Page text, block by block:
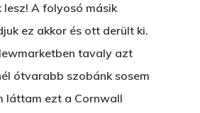
A folyosó másik
ez akkor és ott derült ki.
tavaly azt
ótvarabb szobánk sosem
láttam ezt a Cornwall